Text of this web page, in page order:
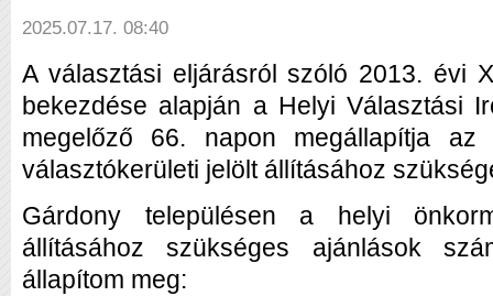
2025.07.17. 08:40
A választási eljárásról szóló 2013. évi
bekezdése alapján a Helyi Választási
megelőző 66. napon megállapítja
választókerületi jelölt állításához
Gárdony településen a helyi
állításához szükséges ajánlások
állapítom meg: